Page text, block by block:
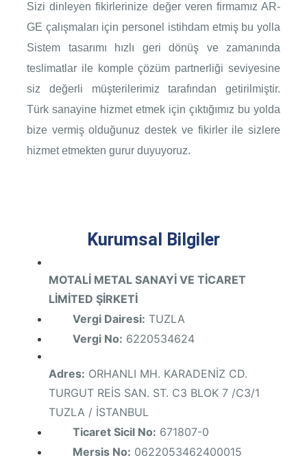
Sizi dinleyen fikirlerinize değer veren firmamız AR-
GE çalışmaları için personel istihdam etmiş bu yolla
Sistem tasarımı hızlı geri dönüş ve zamanında
teslimatlar ile komple çözüm partnerliği seviyesine
siz değerli müşterilerimiz tarafından getirilmiştir.
Türk sanayine hizmet etmek için çıktığımız bu yolda
bize vermiş olduğunuz destek ve fikirler ile sizlere
hizmet etmekten gurur duyuyoruz.
Kurumsal Bilgiler
MOTALİ METAL SANAYİ VE TİCARET
LİMİTED ŞİRKETİ
Vergi Dairesi: TUZLA
Vergi No: 6220534624
Adres: ORHANLI MH. KARADENİZ CD.
TURGUT REİS SAN. ST. C3 BLOK 7 /C3/1
TUZLA / İSTANBUL
Ticaret Sicil No: 671807-0
Mersis No: 0622053462400015